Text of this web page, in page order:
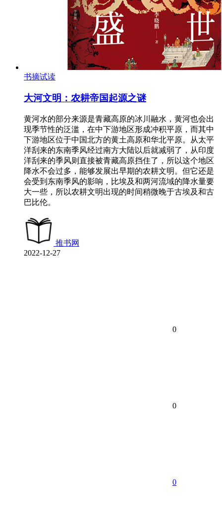
书摘试读
大河文明：农耕帝国起源之谜
黄河水的部分来源是青藏高原的冰川融水，黄河也会出
现季节性的泛滥，在中下游地区形成冲积平原，而其中
下游地区位于中国北方的黄土高原和华北平原。从太平
洋刮来的东南季风经过南方大陆以后就减弱了，从印度
洋刮来的季风则直接被青藏高原挡住了，所以这个地区
降水不会过多，能够发展出早期的农耕文明。但它还是
会受到东南季风的影响，比埃及和两河流域的降水量要
大一些，所以农耕文明出现的时间稍微晚于古埃及和古
巴比伦。
推书网
2022-12-27
0
0
0